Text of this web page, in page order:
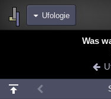
Ufologie
Chat Wiki
meine Rubriken
Was